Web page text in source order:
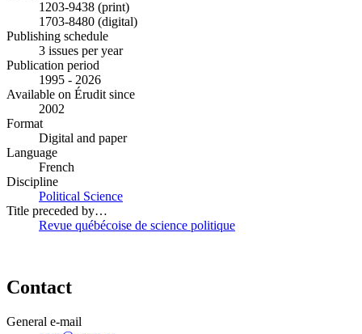
1203-9438 (print)
1703-8480 (digital)
Publishing schedule
3 issues per year
Publication period
1995 - 2026
Available on Érudit since
2002
Format
Digital and paper
Language
French
Discipline
Political Science
Title preceded by…
Revue québécoise de science politique
Contact
General e-mail